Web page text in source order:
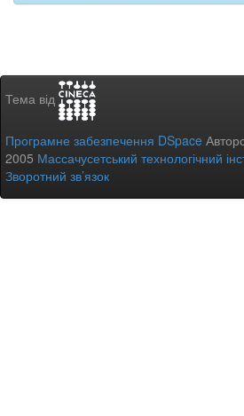
Тема від
Програмне забезпечення DSpace
2005 Массачусетський технологічний
Зворотний зв’язок